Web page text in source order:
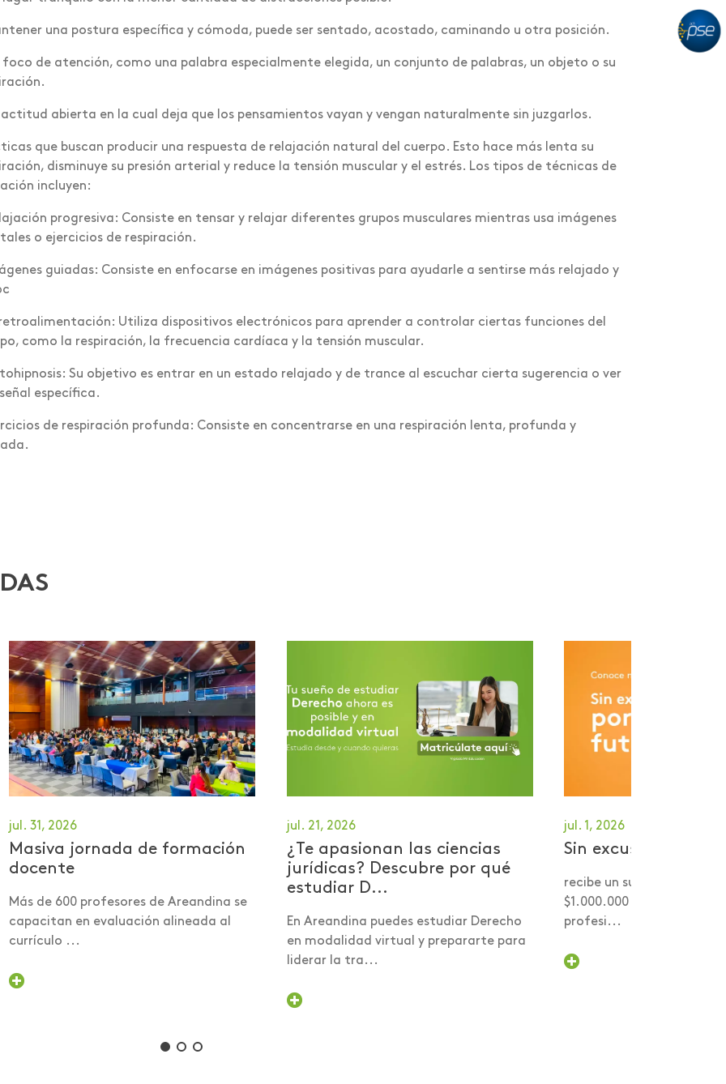
una postura específica y cómoda, puede ser sentado, acostado, caminando u otra posición.
foco de atención, como una palabra especialmente elegida, un conjunto de palabras, un objeto o su
actitud abierta en la cual deja que los pensamientos vayan y vengan naturalmente sin juzgarlos.
que buscan producir una respuesta de relajación natural del cuerpo. Esto hace más lenta su
disminuye su presión arterial y reduce la tensión muscular y el estrés. Los tipos de técnicas de
incluyen:
progresiva: Consiste en tensar y relajar diferentes grupos musculares mientras usa imágenes
o ejercicios de respiración.
guiadas: Consiste en enfocarse en imágenes positivas para ayudarle a sentirse más relajado y
Utiliza dispositivos electrónicos para aprender a controlar ciertas funciones del
como la respiración, la frecuencia cardíaca y la tensión muscular.
Su objetivo es entrar en un estado relajado y de trance al escuchar cierta sugerencia o ver
específica.
de respiración profunda: Consiste en concentrarse en una respiración lenta, profunda y
jul. 31, 2026
Masiva jornada de formación
docente
Más de 600 profesores de Areandina se
capacitan en evaluación alineada al
currículo ...
jul. 21, 2026
¿Te apasionan las ciencias
jurídicas? Descubre por qué
estudiar D...
En Areandina puedes estudiar Derecho
en modalidad virtual y prepararte para
liderar la tra...
jul. 1, 2026
Sin excusas por tu
recibe un subsidio desde
$1.000.000 para
profesi...